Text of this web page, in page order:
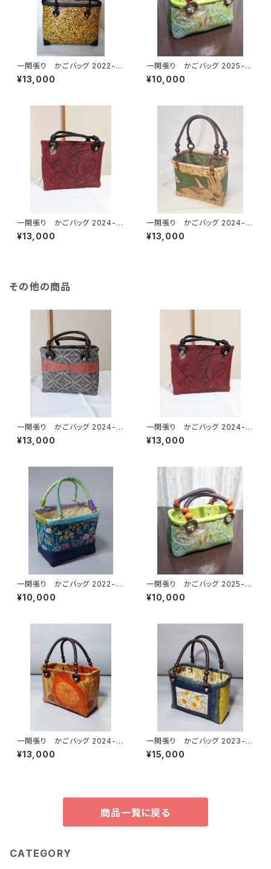
一閑張り かごバッグ 2022-3
黄色唐草
¥13,000
一閑張り かごバッグ 2025-2
小さめグリーン
¥10,000
一閑張り かごバッグ 2024-8
黒地 赤地 両面龍
¥13,000
一閑張り かごバッグ 2024-11
表裏鷹
¥13,000
その他の商品
一閑張り かごバッグ 2024-1
3 グレー 紬地
¥13,000
一閑張り かごバッグ 2024-8
黒地 赤地 両面龍
¥13,000
一閑張り かごバッグ 2022-15
青 紐持ち手
¥10,000
一閑張り かごバッグ 2025-2
小さめグリーン
¥10,000
一閑張り かごバッグ 2024-5
白地、和モダン
¥13,000
一閑張り かごバッグ 2023-3
帯地 染め花模様
¥15,000
商品一覧に戻る
CATEGORY